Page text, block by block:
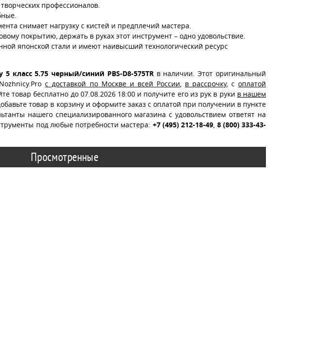
профессионалов.
снимает нагрузку с кистей и предплечий мастера.
покрытию, держать в руках этот инструмент – одно удовольствие.
японской стали и имеют наивысший технологический ресурс
5.75 черный/синий PBS-D8-575TRв наличии. Этот оригинальный
с доставкой по Москве и всей России, в рассрочку, соплатой
товар бесплатно до 07.08.2026 18:00 и получите его из рук в руки в нашем
товар в корзину и оформите заказ с оплатой при получении в пункте
нашего специализированного магазина с удовольствием ответят на
под любые потребности мастера: +7 (495) 212-18-49, 8 (800) 333-43-
Просмотренные